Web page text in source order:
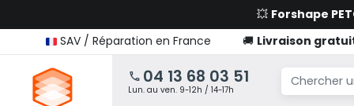
💥 Forshape
SAV / Réparation en France
🚚 Livraison
04 13 68 03 51
Lun. au ven. 9-12h / 14-17h